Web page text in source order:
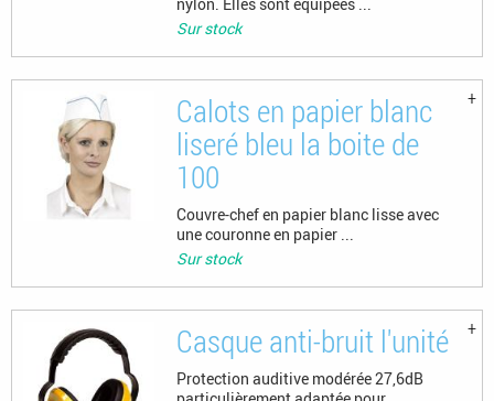
Sur stock
Calots en papier blanc
liseré bleu la boite de
100
Couvre-chef en papier blanc lisse avec
une couronne en papier ...
Sur stock
Casque anti-bruit l'unité
Protection auditive modérée 27,6dB